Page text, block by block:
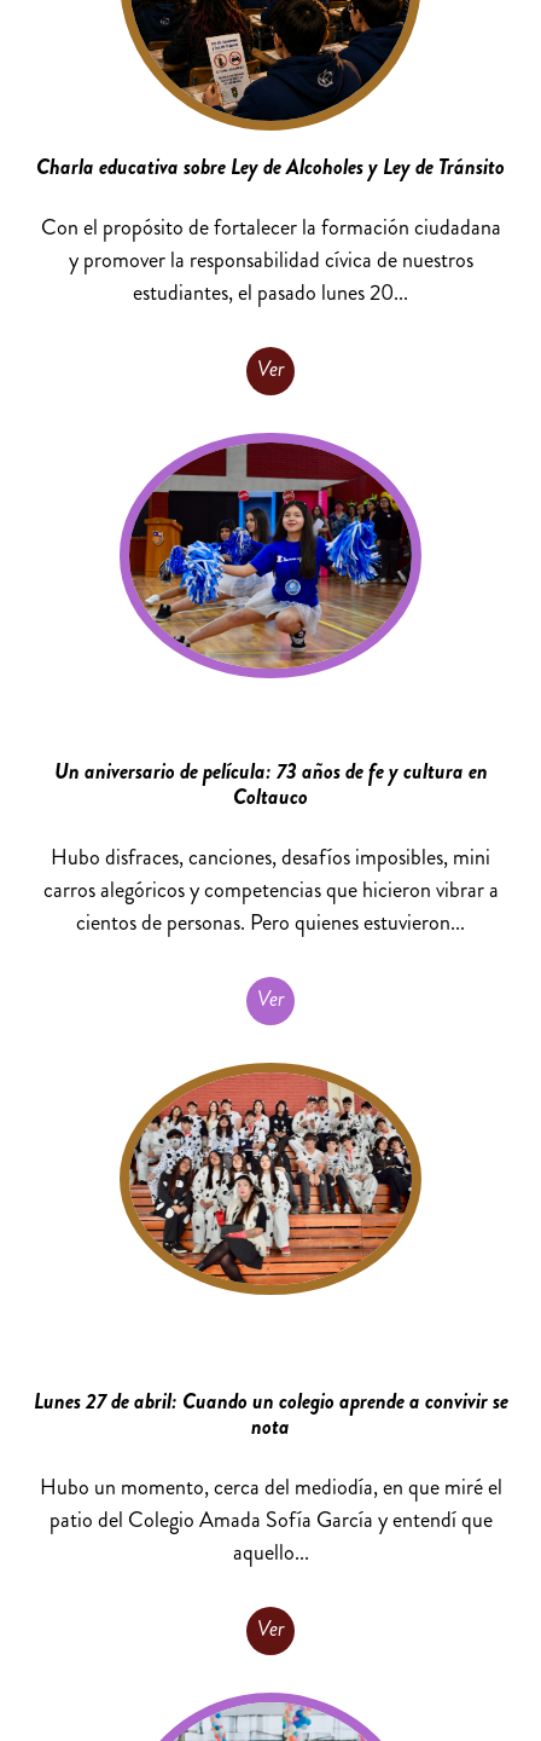
Charla educativa sobre Ley de Alcoholes y Ley de Tránsito
Con el propósito de fortalecer la formación ciudadana
y promover la responsabilidad cívica de nuestros
estudiantes, el pasado lunes 20...
Ver
Un aniversario de película: 73 años de fe y cultura en
Coltauco
Hubo disfraces, canciones, desafíos imposibles, mini
carros alegóricos y competencias que hicieron vibrar a
cientos de personas. Pero quienes estuvieron...
Ver
Lunes 27 de abril: Cuando un colegio aprende a convivir se
nota
Hubo un momento, cerca del mediodía, en que miré el
patio del Colegio Amada Sofía García y entendí que
aquello...
Ver